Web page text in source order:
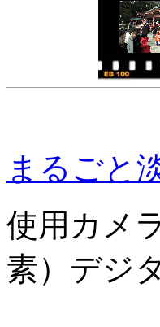
まるごと
使用カメ
素）デジ